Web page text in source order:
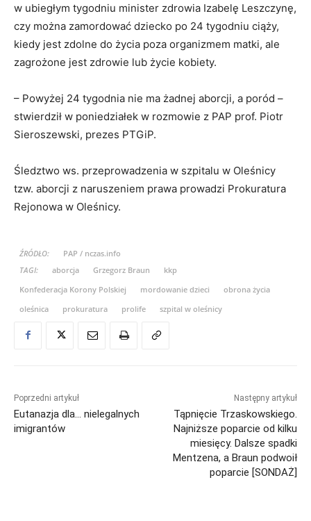
w ubiegłym tygodniu minister zdrowia Izabelę Leszczynę,
czy można zamordować dziecko po 24 tygodniu ciąży,
kiedy jest zdolne do życia poza organizmem matki, ale
zagrożone jest zdrowie lub życie kobiety.
– Powyżej 24 tygodnia nie ma żadnej aborcji, a poród –
stwierdził w poniedziałek w rozmowie z PAP prof. Piotr
Sieroszewski, prezes PTGiP.
Śledztwo ws. przeprowadzenia w szpitalu w Oleśnicy
tzw. aborcji z naruszeniem prawa prowadzi Prokuratura
Rejonowa w Oleśnicy.
ŹRÓDŁO:
PAP / nczas.info
TAGI:
aborcja Grzegorz Braun
kkp
Konfederacja Korony Polskiej
mordowanie dzieci
obrona życia
oleśnica
prokuratura prolife szpital w oleśnicy
Poprzedni artykuł
Eutanazja dla… nielegalnych
imigrantów
Następny artykuł
Tąpnięcie Trzaskowskiego.
Najniższe poparcie od kilku
miesięcy. Dalsze spadki
Mentzena, a Braun podwoił
poparcie [SONDAŻ]